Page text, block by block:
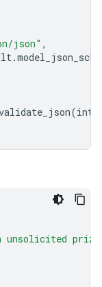
json" ,
.
(
unsolicited